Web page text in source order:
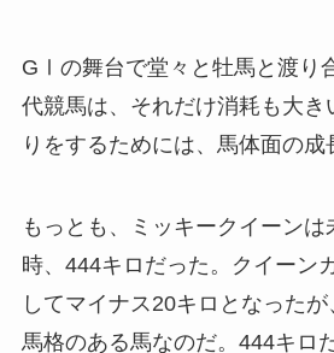
GⅠの舞台で堂々と牡馬と渡り
代競馬は、それだけ消耗も大き
りをするためには、馬体面の成
もっとも、ミッキークイーンは
時、444キロだった。クイーン
してマイナス20キロとなった
馬格のある馬なのだ。444キロ